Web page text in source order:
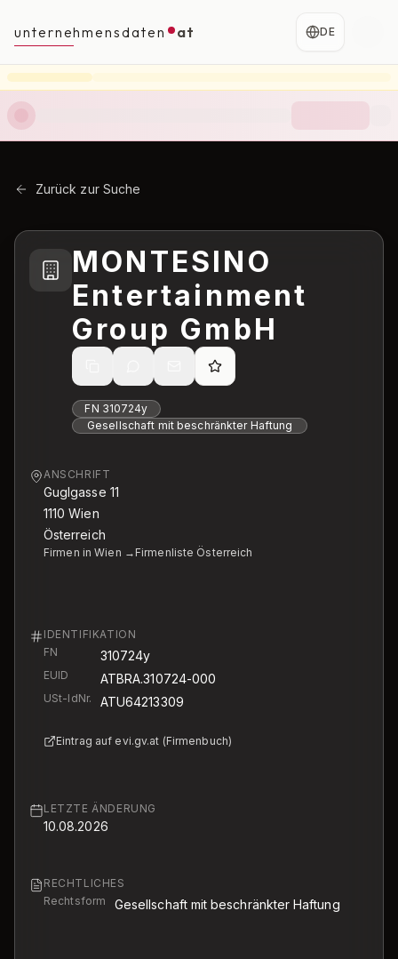
unternehmensdaten at DE
Zurück zur Suche
MONTESINO
Entertainment
Group GmbH
FN 310724y
Gesellschaft mit beschränkter Haftung
ANSCHRIFT
Guglgasse 11
1110Wien
Österreich
Firmen in Wien → Firmenliste Österreich
IDENTIFIKATION
FN
310724y
EUID ATBRA.310724-000
USt-IdNr. ATU64213309
Eintrag auf evi.gv.at (Firmenbuch)
LETZTE ÄNDERUNG
10.08.2026
RECHTLICHES
Rechtsform
Gesellschaft mit beschränkter Haftung